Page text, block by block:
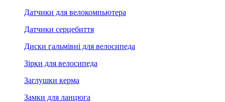
Датчики для велокомпьютера
Датчики серцебиття
Диски гальмівні для велосипеда
Зірки для велосипеда
Заглушки керма
Замки для ланцюга